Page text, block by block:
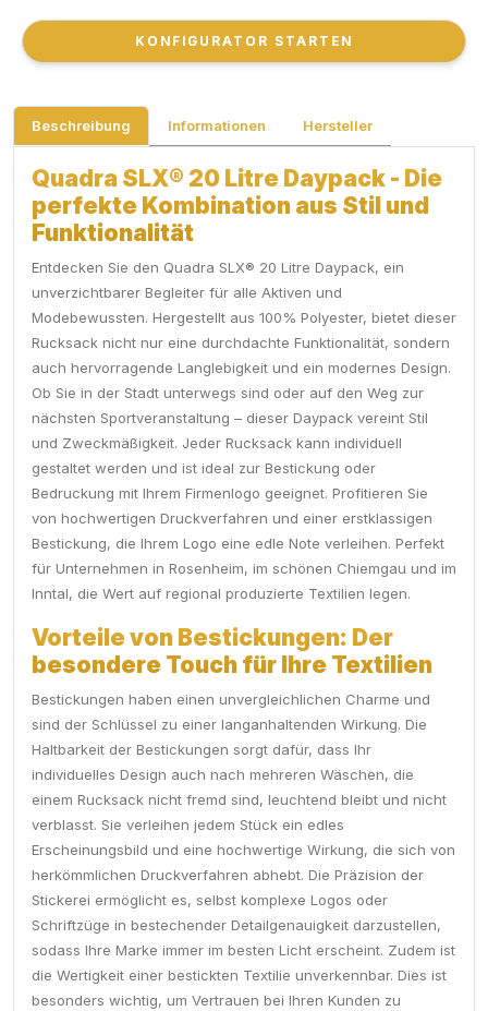
KONFIGURATOR STARTEN
KONFIGURATOR STARTEN
Beschreibung Informationen Hersteller
Quadra SLX® 20 Litre Daypack - Die
perfekte Kombination aus Stil und
Funktionalität
Entdecken Sie den Quadra SLX® 20 Litre Daypack, ein
unverzichtbarer Begleiter für alle Aktiven und
Modebewussten. Hergestellt aus 100% Polyester, bietet dieser
Rucksack nicht nur eine durchdachte Funktionalität, sondern
auch hervorragende Langlebigkeit und ein modernes Design.
Ob Sie in der Stadt unterwegs sind oder auf den Weg zur
nächsten Sportveranstaltung – dieser Daypack vereint Stil
und Zweckmäßigkeit. Jeder Rucksack kann individuell
gestaltet werden und ist ideal zur Bestickung oder
Bedruckung mit Ihrem Firmenlogo geeignet. Profitieren Sie
von hochwertigen Druckverfahren und einer erstklassigen
Bestickung, die Ihrem Logo eine edle Note verleihen. Perfekt
für Unternehmen in Rosenheim, im schönen Chiemgau und im
Inntal, die Wert auf regional produzierte Textilien legen.
Vorteile von Bestickungen: Der
besondere Touch für Ihre Textilien
Bestickungen haben einen unvergleichlichen Charme und
sind der Schlüssel zu einer langanhaltenden Wirkung. Die
Haltbarkeit der Bestickungen sorgt dafür, dass Ihr
individuelles Design auch nach mehreren Wäschen, die
einem Rucksack nicht fremd sind, leuchtend bleibt und nicht
verblasst. Sie verleihen jedem Stück ein edles
Erscheinungsbild und eine hochwertige Wirkung, die sich von
herkömmlichen Druckverfahren abhebt. Die Präzision der
Stickerei ermöglicht es, selbst komplexe Logos oder
Schriftzüge in bestechender Detailgenauigkeit darzustellen,
sodass Ihre Marke immer im besten Licht erscheint. Zudem ist
die Wertigkeit einer bestickten Textilie unverkennbar. Dies ist
besonders wichtig, um Vertrauen bei Ihren Kunden zu